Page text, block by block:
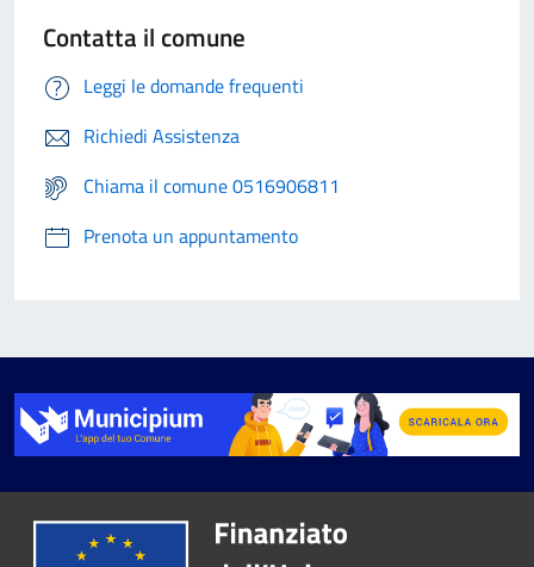
Contatta il comune
Leggi le domande frequenti
Richiedi Assistenza
Chiama il comune 0516906811
Prenota un appuntamento